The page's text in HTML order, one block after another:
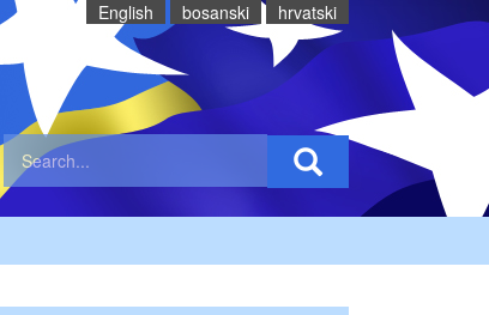
English bosanski hrvatski